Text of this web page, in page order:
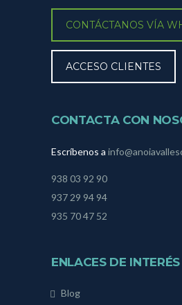
CONTÁCTANOS VÍA
ACCESO CLIENTES
CONTACTA CON
Escríbenos a
938 03 92 90
937 29 94 94
935 70 47 52
ENLACES DE INTERÉS
Blog